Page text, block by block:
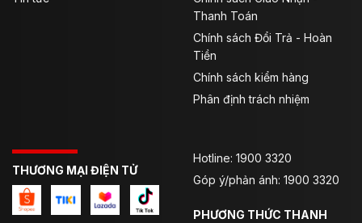
Thanh Toán
Chính sách Đổi Trả - Hoàn
Tiền
Chính sách kiểm hàng
Phân định trách nhiệm
THƯƠNG MẠI ĐIỆN TỬ
Hotline: 1900 3320
Góp ý/phản ánh: 1900 3320
PHƯƠNG THỨC THANH